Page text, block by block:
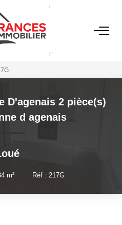
LOCATIVE
AGENCE
D'agenais 2 pièce(s)
d agenais
m² Réf : 217G